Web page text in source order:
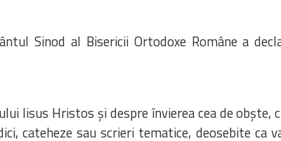
Sinod al Bisericii Ortodoxe Române a
Iisus Hristos şi despre învierea cea de
cateheze sau scrieri tematice, deosebite ca